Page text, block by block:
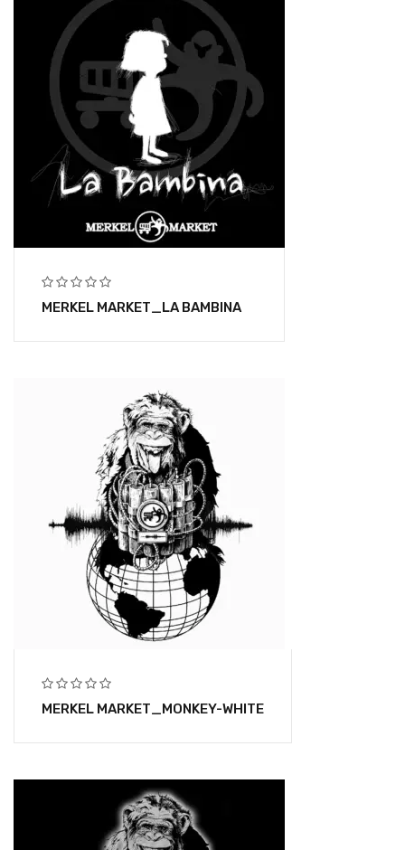
MERKEL MARKET_LA BAMBINA
MERKEL MARKET_MONKEY-WHITE